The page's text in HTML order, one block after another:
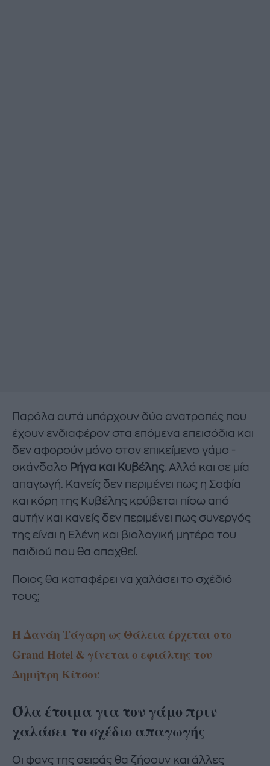
Παρόλα αυτά υπάρχουν δύο ανατροπές που
έχουν ενδιαφέρον στα επόμενα επεισόδια και
δεν αφορούν μόνο στον επικείμενο γάμο -
σκάνδαλο Ρήγα και Κυβέλης. Αλλά και σε μία
απαγωγή. Κανείς δεν περιμένει πως η Σοφία
και κόρη της Κυβέλης κρύβεται πίσω από
αυτήν και κανείς δεν περιμένει πως συνεργός
της είναι η Ελένη και βιολογική μητέρα του
παιδιού που θα απαχθεί.
Ποιος θα καταφέρει να χαλάσει το σχέδιό
τους;
Η Δανάη Τάγαρη ως Θάλεια έρχεται στο
Grand Hotel & γίνεται ο εφιάλτης του
Δημήτρη Κίτσου
Όλα έτοιμα για τον γάμο πριν
χαλάσει το σχέδιο απαγωγής
Οι φανς της σειράς θα ζήσουν και άλλες